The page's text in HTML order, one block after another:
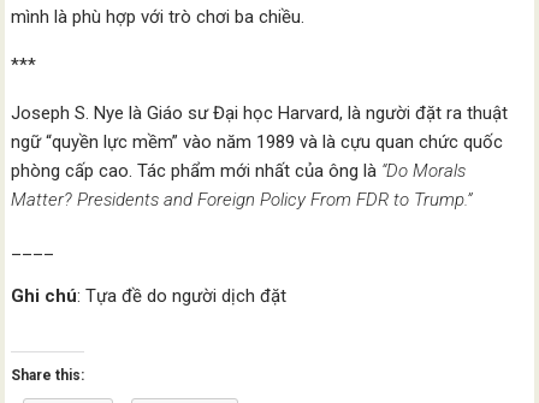
mình là phù hợp với trò chơi ba chiều.
***
Joseph S. Nye là Giáo sư Đại học Harvard, là người đặt ra thuật
ngữ “quyền lực mềm” vào năm 1989 và là cựu quan chức quốc
phòng cấp cao. Tác phẩm mới nhất của ông là “Do Morals
Matter? Presidents and Foreign Policy From FDR to Trump.”
Ghi chú: Tựa đề do người dịch đặt
Share this: